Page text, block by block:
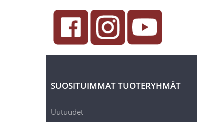
SUOSITUIMMAT TUOTERYHMÄT
Uutuudet